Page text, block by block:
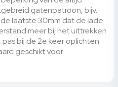
gatenpatroon, bijv.
laatste 30mm dat de lade
meer bij het uittrekken
bij de 2e keer oplichten
geschikt voor